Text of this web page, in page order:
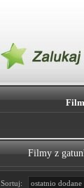
Filmy z
Sortuj: ostatnio dodane